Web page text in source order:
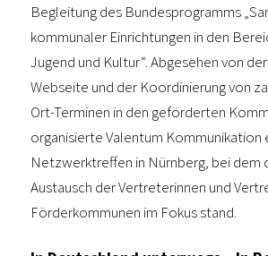
Begleitung des Bundesprogramms
kommunaler Einrichtungen in den
Jugend und Kultur“. Abgesehen von
Webseite und der Koordinierung von
Ort-Terminen in den geförderten
organisierte Valentum Kommunikation
Netzwerktreffen in Nürnberg, bei dem
Austausch der Vertreterinnen und
Förderkommunen im Fokus stand.